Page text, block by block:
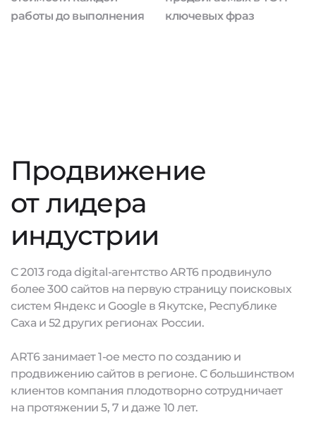
работы до выполнения
ключевых фраз
Продвижение
от лидера
индустрии
С 2013 года digital-агентство ART6 продвинуло
более 300 сайтов на первую страницу поисковых
систем Яндекс и Google в Якутске, Республике
Саха и 52 других регионах России.
ART6 занимает 1-ое место по созданию и
продвижению сайтов в регионе. С большинством
клиентов компания плодотворно сотрудничает
на протяжении 5, 7 и даже 10 лет.